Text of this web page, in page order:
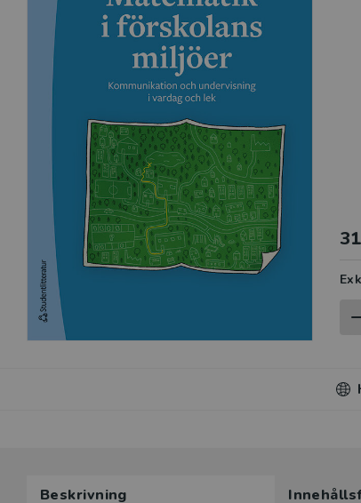
här
Beskrivning